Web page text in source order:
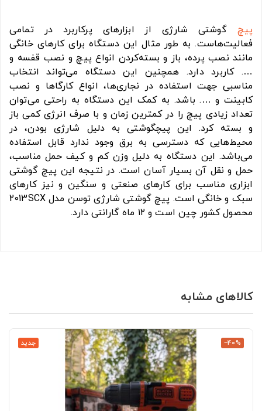
پیچ گوشتی شارژی از ابزارهای پرکاربرد در تمامی
فعالیت‌هاست. به طور مثال این دستگاه برای کارهای خانگی
مانند نصب پرده، باز و بسته‌کردن انواع پیچ و نصب قفسه و
…. کاربرد دارد. همچنین این دستگاه می‌تواند انتخاب
مناسبی جهت استفاده در نجاری‌ها، انواع کارگاها و نصب
کابینت و …. باشد. به کمک این دستگاه به راحتی می‌توان
تعداد زیادی پیچ را در کمترین زمان و با صرف انرژی کمی باز
و بسته کرد. این پیچگوشتی به دلیل شارژی بودن، در
محیط‌هایی که دسترسی به برق وجود ندارد قابل استفاده
می‌باشد. این دستگاه به دلیل وزن کم و کیف حمل مناسب،
حمل و نقل آن بسیار آسان است. در نتیجه این پیچ گوشتی
ابزاری مناسب برای کارهای صنعتی و سنگین و نیز کارهای
سبک و خانگی است. پیچ گوشتی شارژی توسن مدل 2013SCX
محصول کشور چین است و ۱۲ ماه گارانتی دارد.
کالاهای مشابه
جدید ‎−40%